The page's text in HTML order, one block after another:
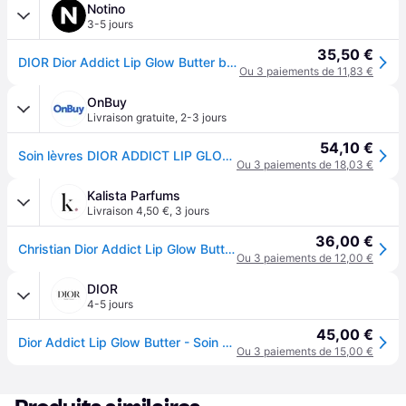
Notino
3-5 jours
DIOR Dior Addict Lip Glow Butter brillant à lèvres traitant s ceramidy a peptidy teinte 103 Toffee 10 ml 35,50 €
Ou 3 paiements de 11,83 €
OnBuy
Livraison gratuite, 2-3 jours
Soin lèvres DIOR ADDICT LIP GLOW BUTTER #103 1 u 54,10 €
Ou 3 paiements de 18,03 €
Kalista Parfums
Livraison 4,50 €, 3 jours
Christian Dior Addict Lip Glow Butter Gloss 36,00 €
Ou 3 paiements de 12,00 €
DIOR
4-5 jours
Dior Addict Lip Glow Butter - Soin Brillant Lèvres Hydratant 24 H - 103 Toffee 45,00 €
Ou 3 paiements de 15,00 €